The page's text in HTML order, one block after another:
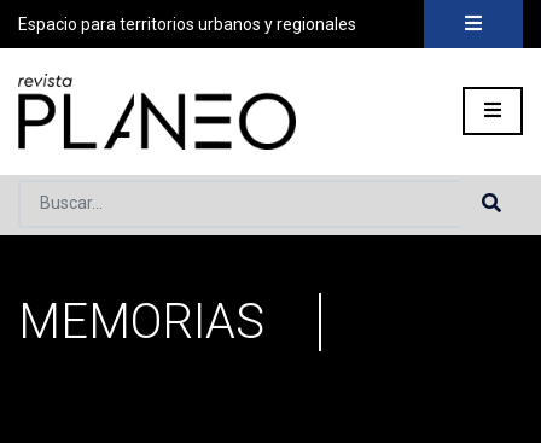
Espacio para territorios urbanos y regionales
Buscar...
Portada» Memorias
MEMORIAS